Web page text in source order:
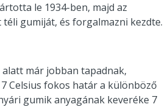
le 1934-ben, majd az
gumiját, és forgalmazni kezdte.
alatt már jobban tapadnak,
Celsius fokos határ a különböző
gumik anyagának keveréke 7